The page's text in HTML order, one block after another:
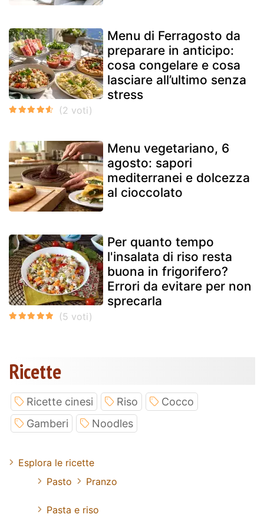
Menu di Ferragosto da
preparare in anticipo:
cosa congelare e cosa
lasciare all’ultimo senza
stress
Menu vegetariano, 6
agosto: sapori
mediterranei e dolcezza
al cioccolato
Per quanto tempo
l'insalata di riso resta
buona in frigorifero?
Errori da evitare per non
sprecarla
Ricette
Ricette cinesi Riso
Cocco
Gamberi
Noodles
Esplora le ricette
Pasto
Pranzo
Pasta e riso